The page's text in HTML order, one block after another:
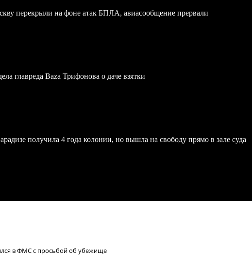
перекрыли на фоне атак БПЛА, авиасообщение прервали
главреда Baza Трифонова о даче взятки
получила 4 года колонии, но вышла на свободу прямо в зале суда
в ФМС с просьбой об убежище